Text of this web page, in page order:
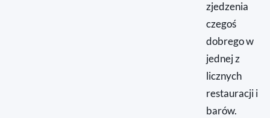
zjedzenia
czegoś
dobrego w
jednej z
licznych
restauracji i
barów.